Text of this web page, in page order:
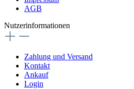
AGB
Nutzerinformationen
Zahlung und Versand
Kontakt
Ankauf
Login